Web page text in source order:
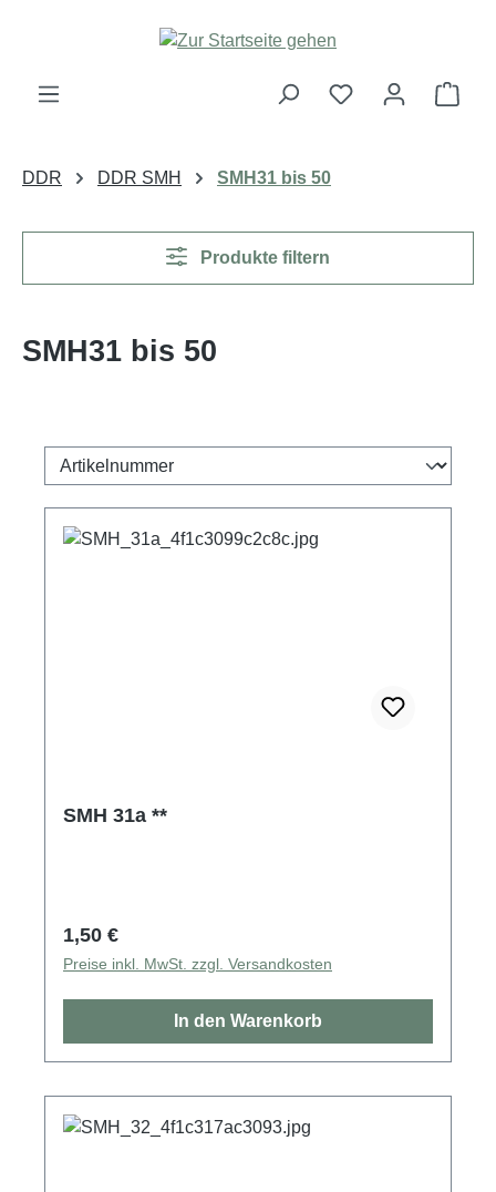
Zum Hauptinhalt springen
DDR DDR SMH SMH31 bis 50
Produkte filtern
SMH31 bis 50
SMH 31a **
Regulärer Preis:
1,50 €
Preise inkl. MwSt. zzgl. Versandkosten
In den Warenkorb